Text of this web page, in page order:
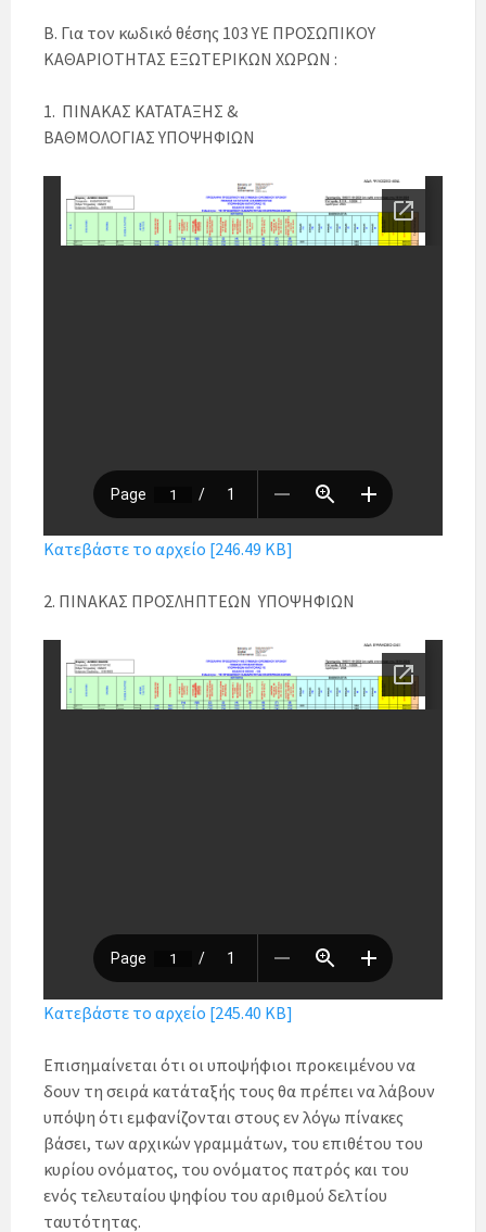
Β. Για τον κωδικό θέσης 103 ΥΕ ΠΡΟΣΩΠΙΚΟΥ
ΚΑΘΑΡΙΟΤΗΤΑΣ ΕΞΩΤΕΡΙΚΩΝ ΧΩΡΩΝ :
1. ΠΙΝΑΚΑΣ ΚΑΤΑΤΑΞΗΣ &
ΒΑΘΜΟΛΟΓΙΑΣ ΥΠΟΨΗΦΙΩΝ
Κατεβάστε το αρχείο [246.49 KB]
2. ΠΙΝΑΚΑΣ ΠΡΟΣΛΗΠΤΕΩΝ ΥΠΟΨΗΦΙΩΝ
Κατεβάστε το αρχείο [245.40 KB]
Επισημαίνεται ότι οι υποψήφιοι προκειμένου να
δουν τη σειρά κατάταξής τους θα πρέπει να λάβουν
υπόψη ότι εμφανίζονται στους εν λόγω πίνακες
βάσει, των αρχικών γραμμάτων, του επιθέτου του
κυρίου ονόματος, του ονόματος πατρός και του
ενός τελευταίου ψηφίου του αριθμού δελτίου
ταυτότητας.